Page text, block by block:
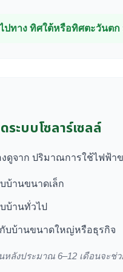
ทาง ทิศใต้หรือทิศตะวันตก
ะบบโซลาร์เซลล์
ดูจาก ปริมาณการใช้ไฟฟ้า
บ้านขนาดเล็ก
บ้านทั่วไป
กับบ้านขนาดใหญ่หรือธุรกิจ
หลังประมาณ 6–12 เดือนจะ